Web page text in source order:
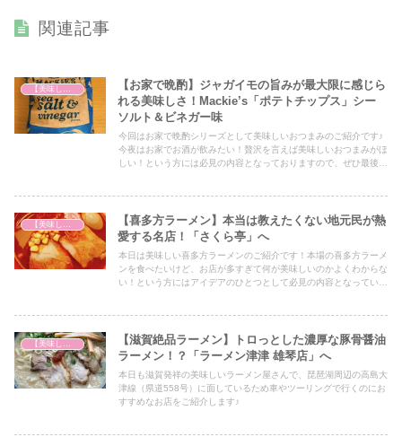
関連記事
【美味しいは正義】
【お家で晩酌】ジャガイモの旨みが最大限に感じら
れる美味しさ！Mackie’s「ポテトチップス」シー
ソルト＆ビネガー味
今回はお家で晩酌シリーズとして美味しいおつまみのご紹介です♪
今夜はお家でお酒が飲みたい！贅沢を言えば美味しいおつまみがほ
しい！という方には必見の内容となっておりますので、ぜひ最後ま
【美味しいは正義】
【喜多方ラーメン】本当は教えたくない地元民が熱
愛する名店！「さくら亭」へ
本日は美味しい喜多方ラーメンのご紹介です！本場の喜多方ラーメ
ンを食べたいけど、お店が多すぎて何が美味しいのかよくわからな
い！という方にはアイデアのひとつとして必見の内容となっていま
【美味しいは正義】
【滋賀絶品ラーメン】トロっとした濃厚な豚骨醤油
ラーメン！？「ラーメン津津 雄琴店」へ
本日も滋賀発祥の美味しいラーメン屋さんで、琵琶湖周辺の高島大
津線（県道558号）に面しているため車やツーリングで行くのにお
すすめなお店をご紹介します♪